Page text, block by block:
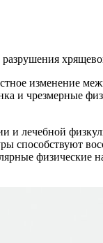
изменение
и чрезмерные
и лечебной
способствуют
физические